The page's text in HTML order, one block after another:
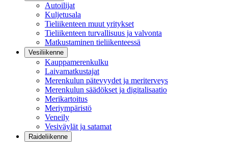
Autoilijat
Kuljetusala
Tieliikenteen muut yritykset
Tieliikenteen turvallisuus ja valvonta
Matkustaminen tieliikenteessä
Vesiliikenne
Kauppamerenkulku
Laivamatkustajat
Merenkulun pätevyydet ja meriterveys
Merenkulun säädökset ja digitalisaatio
Merikartoitus
Meriympäristö
Veneily
Vesiväylät ja satamat
Raideliikenne